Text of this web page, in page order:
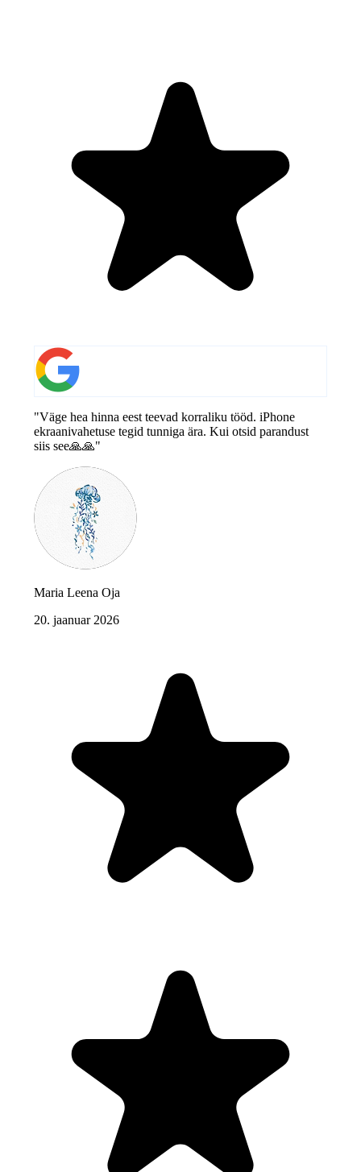
"Väge hea hinna eest teevad korraliku tööd. iPhone
ekraanivahetuse tegid tunniga ära. Kui otsid parandust
siis see🙏🙏"
Maria Leena Oja
20. jaanuar 2026